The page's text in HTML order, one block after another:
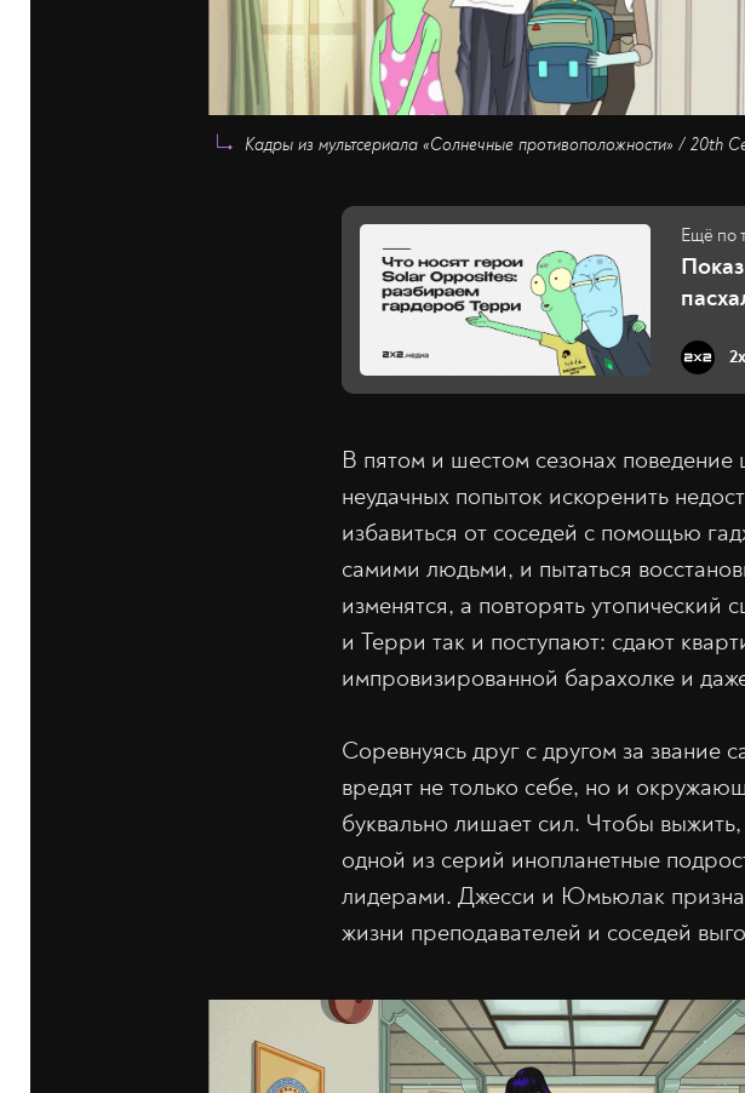
Кадры из мультсериала «Солнечные противоположности» / 20th
В пятом и шестом сезонах
неудачных попыток искоренить
избавиться от соседей с помощью
самими людьми, и пытаться
изменятся, а повторять
и Терри так и поступают: сдают
импровизированной барахолке и
Соревнуясь друг с другом за
вредят не только себе, но и
буквально лишает сил. Чтобы
одной из серий инопланетные
лидерами. Джесси и Юмьюлак
жизни преподавателей и соседей